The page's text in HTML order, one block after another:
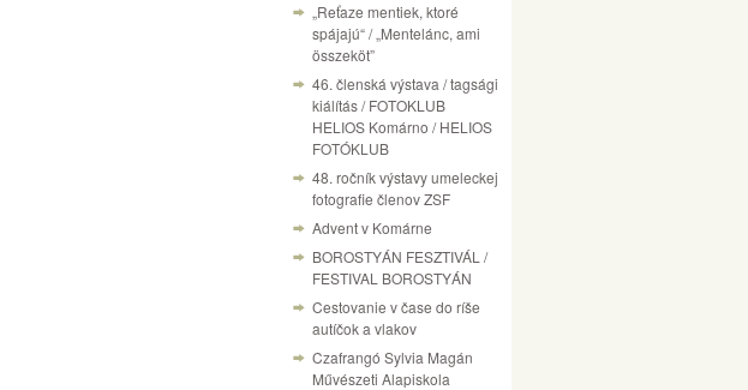
„Reťaze mentiek, ktoré
spájajú“ / „Mentelánc, ami
összeköt”
46. členská výstava / tagsági
kiálítás / FOTOKLUB
HELIOS Komárno / HELIOS
FOTÓKLUB
48. ročník výstavy umeleckej
fotografie členov ZSF
Advent v Komárne
BOROSTYÁN FESZTIVÁL /
FESTIVAL BOROSTYÁN
Cestovanie v čase do ríše
autíčok a vlakov
Czafrangó Sylvia Magán
Művészeti Alapiskola